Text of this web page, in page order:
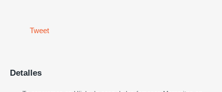
Tweet
Detalles